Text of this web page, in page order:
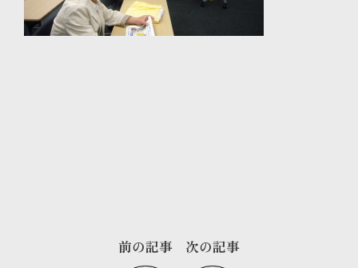
前の記事 次の記事